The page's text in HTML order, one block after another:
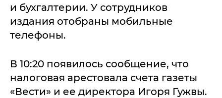
и бухгалтерии. У сотрудников
издания отобраны мобильные
телефоны.
В 10:20 появилось сообщение, что
налоговая арестовала счета газеты
«Вести» и ее директора Игоря Гужвы.